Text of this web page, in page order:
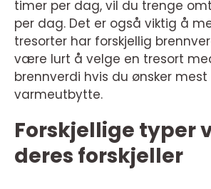
timer per dag, vil du trenge
per dag. Det er også viktig å
tresorter har forskjellig
være lurt å velge en tresort
brennverdi hvis du ønsker
varmeutbytte.
Forskjellige typer
deres forskjeller